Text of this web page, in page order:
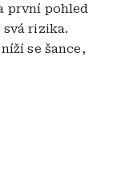
první pohled
svá rizika.
se šance,